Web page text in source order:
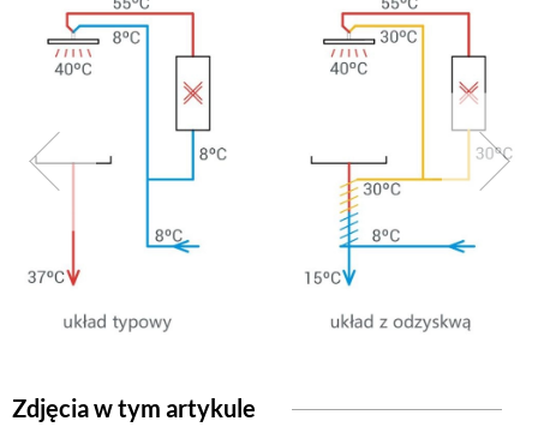
Zdjęcia w tym artykule
ROŚLINY OGRODOWE
ZIELEŃ W DOMU
PROJEKTOWANIE OGRODU
NATURALNIE
URODA